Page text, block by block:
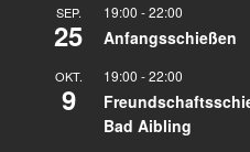
SEP.
25
19:00 -22:00
Anfangsschießen
OKT.
9
19:00 -22:00
Bad Aibling